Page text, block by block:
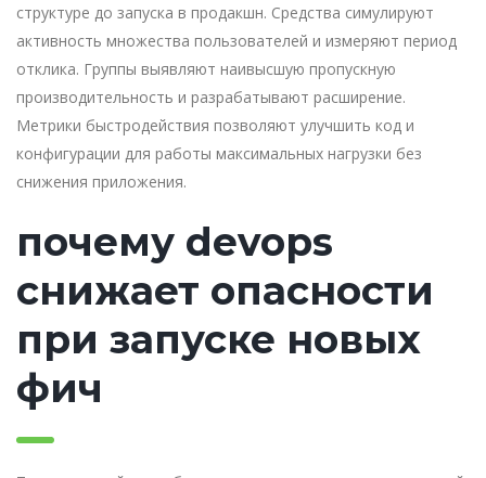
структуре до запуска в продакшн. Средства симулируют
активность множества пользователей и измеряют период
отклика. Группы выявляют наивысшую пропускную
производительность и разрабатывают расширение.
Метрики быстродействия позволяют улучшить код и
конфигурации для работы максимальных нагрузки без
снижения приложения.
почему devops
снижает опасности
при запуске новых
фич